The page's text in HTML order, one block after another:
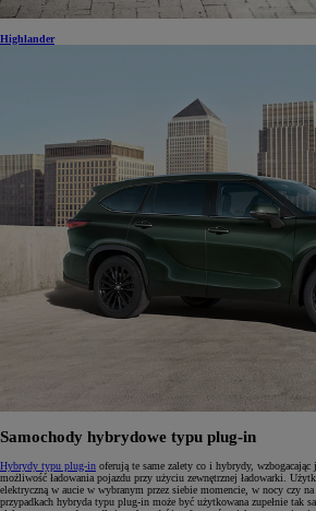
Highlander
Samochody hybrydowe typu plug-in
Hybrydy typu plug-in oferują te same zalety co i hybrydy,
możliwość ładowania pojazdu przy użyciu zewnętrznej ładowarki.
elektryczną w aucie w wybranym przez siebie momencie, w nocy czy
przypadkach hybryda typu plug-in może być użytkowana zupełnie tak